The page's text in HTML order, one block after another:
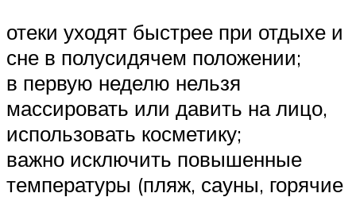
отеки уходят быстрее при отдыхе и
сне в полусидячем положении;
в первую неделю нельзя
массировать или давить на лицо,
использовать косметику;
важно исключить повышенные
температуры (пляж, сауны, горячие